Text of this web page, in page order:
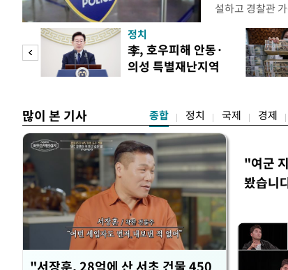
설하고 경찰관
피제'를 도입한
후속 조치 태스
우선 올해 하반
하던 수사감찰
정치
李, 호우피해 안동·
의성 특별재난지역
많이 본 기사 종합 정치 국제 경제
"서장훈, 28억에 산 서초 건물 450
"여군
봤습니